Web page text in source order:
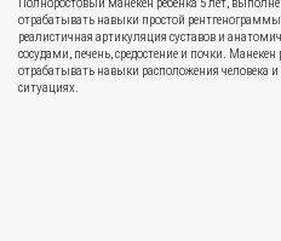
Полноростовый манекен ребенка 5 лет,
отрабатывать навыки простой
реалистичная артикуляция суставов и
сосудами, печень, средостение и почки. Манекен
отрабатывать навыки расположения человека
ситуациях.